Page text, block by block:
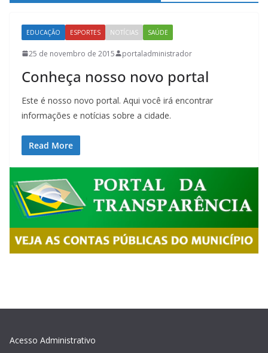
EDUCAÇÃO ESPORTES NOTÍCIAS SAÚDE
25 de novembro de 2015 portaladministrador
Conheça nosso novo portal
Este é nosso novo portal. Aqui você irá encontrar
informações e notícias sobre a cidade.
Read More
Acesso Administrativo